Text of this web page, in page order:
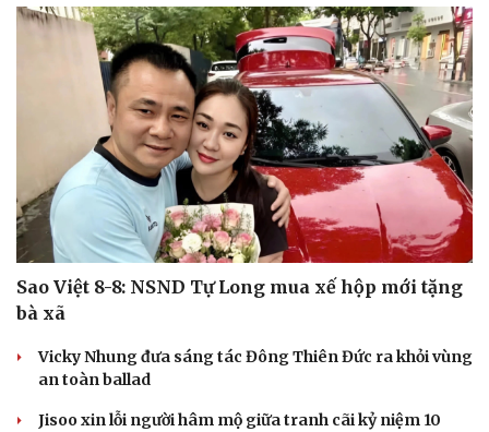
Sao Việt 8-8: NSND Tự Long mua xế hộp mới tặng
bà xã
Vicky Nhung đưa sáng tác Đông Thiên Đức ra khỏi vùng
an toàn ballad
Jisoo xin lỗi người hâm mộ giữa tranh cãi kỷ niệm 10